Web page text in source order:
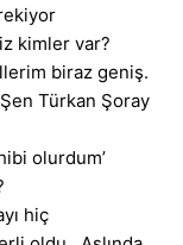
kimler var?
biraz geniş.
Türkan Şoray
olurdum’
hiç